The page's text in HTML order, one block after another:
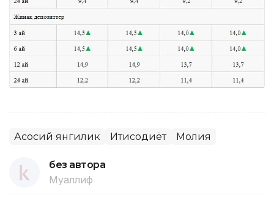
Асосий янгилик Иқтисодиёт Молия
без автора
Муаллиф